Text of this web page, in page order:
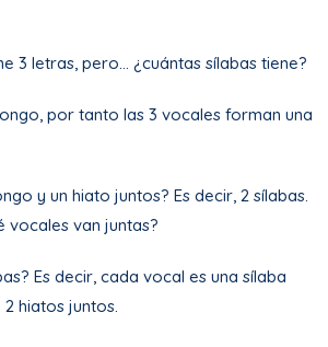
3 letras, pero… ¿cuántas sílabas tiene?
por tanto las 3 vocales forman una
y un hiato juntos? Es decir, 2 sílabas.
vocales van juntas?
Es decir, cada vocal es una sílaba
hiatos juntos.